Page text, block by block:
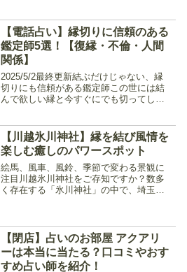
を配れる・忍耐強い・案外さっぱりとし
た性格・コミュニケ...
【電話占い】縁切りに信頼のある
鑑定師5選！【復縁・不倫・人間
関係】
2025/5/2最終更新結ぶだけじゃない、縁
切りにも信頼がある鑑定師この世には結
んで欲しい縁と今すぐにでも切ってしま
たい、前に進むために区切りをつけた
い。今回はそんな悩み...
【川越氷川神社】縁を結び風情を
楽しむ癒しのパワースポット
絵馬、風車、風鈴、季節で変わる景観に
注目川越氷川神社をご存知ですか？数多
く存在する「氷川神社」の中で、埼玉県
から、夫婦円満、縁結び、恋愛成就など
人々の縁を結ぶ神社として...
【閉店】占いのお部屋 アクアリ
ーは本当に当たる？口コミやおす
すめ占い師を紹介！